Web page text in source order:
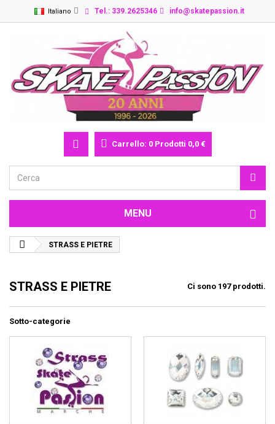
Italiano Tel.: 339.2625346 info@skatepassion.it
Carrello: 0 Prodotti 0,0 €
MENU
STRASS E PIETRE
STRASS E PIETRE Ci sono 197 prodotti.
Sotto-categorie